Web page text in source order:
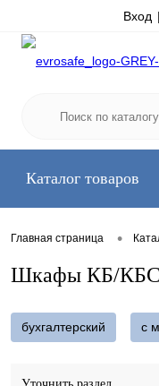
Вход
Каталог товаров
Главная страница •
Шкафы КБ/КБС
бухгалтерский с